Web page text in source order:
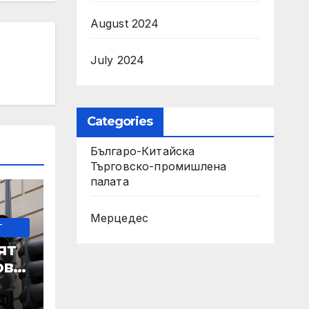
August 2024
July 2024
Categories
Българо-Китайска
Търговско-промишлена
палaта
Мерцедес